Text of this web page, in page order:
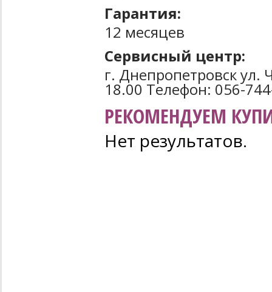
Гарантия:
12 месяцев
Сервисный центр:
г. Днепропетровск ул.
18.00 Телефон: 056-
РЕКОМЕНДУЕМ
Нет результатов.